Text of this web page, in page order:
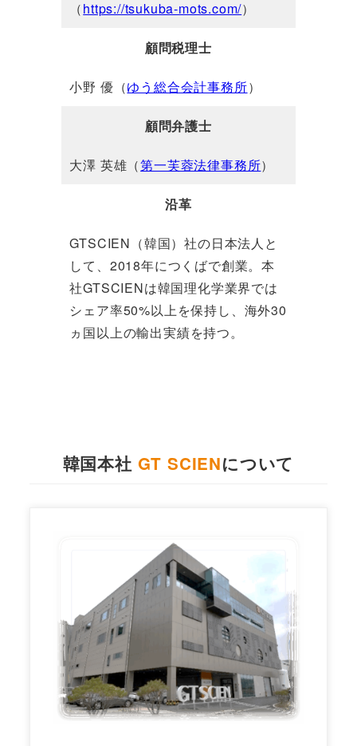
（https://tsukuba-mots.com/）
顧問税理士
小野 優（ゆう総合会計事務所）
顧問弁護士
大澤 英雄（第一芙蓉法律事務所）
沿革
GTSCIEN（韓国）社の日本法人と
して、2018年につくばで創業。本
社GTSCIENは韓国理化学業界では
シェア率50%以上を保持し、海外30
ヵ国以上の輸出実績を持つ。
韓国本社 GT SCIENについて